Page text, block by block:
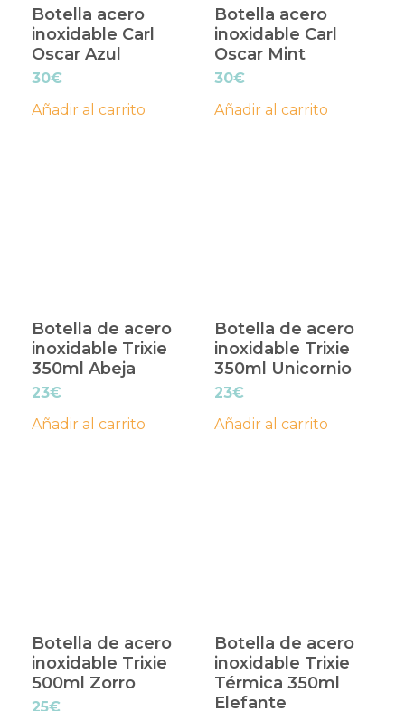
Botella acero
inoxidable Carl
Oscar Azul
30€
Añadir al carrito
Botella acero
inoxidable Carl
Oscar Mint
30€
Añadir al carrito
Botella de acero
inoxidable Trixie
350ml Abeja
23€
Añadir al carrito
Botella de acero
inoxidable Trixie
350ml Unicornio
23€
Añadir al carrito
Botella de acero
inoxidable Trixie
500ml Zorro
25€
Botella de acero
inoxidable Trixie
Térmica 350ml
Elefante